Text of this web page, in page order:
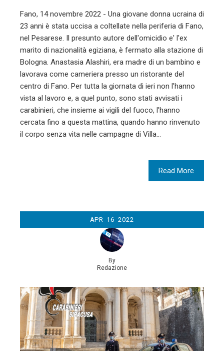
Fano, 14 novembre 2022 - Una giovane donna ucraina di
23 anni è stata uccisa a coltellate nella periferia di Fano,
nel Pesarese. Il presunto autore dell'omicidio e' l'ex
marito di nazionalità egiziana, è fermato alla stazione di
Bologna. Anastasia Alashiri, era madre di un bambino e
lavorava come cameriera presso un ristorante del
centro di Fano. Per tutta la giornata di ieri non l'hanno
vista al lavoro e, a quel punto, sono stati avvisati i
carabinieri, che insieme ai vigili del fuoco, l'hanno
cercata fino a questa mattina, quando hanno rinvenuto
il corpo senza vita nelle campagne di Villa…
Read More
APR 16 2022
By
Redazione